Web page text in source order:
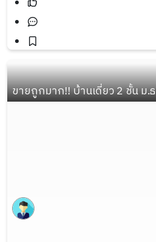
ขายถูกมาก!! บ้านเดี่ยว 2 ชั้น ม